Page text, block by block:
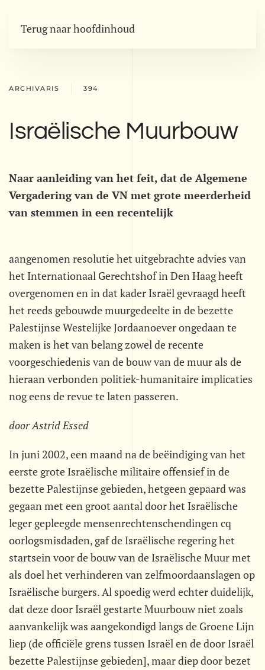
Terug naar hoofdinhoud
ARCHIVARIS 394
Israëlische Muurbouw
Naar aanleiding van het feit, dat de Algemene
Vergadering van de VN met grote meerderheid
van stemmen in een recentelijk
aangenomen resolutie het uitgebrachte advies van
het Internationaal Gerechtshof in Den Haag heeft
overgenomen en in dat kader Israël gevraagd heeft
het reeds gebouwde muurgedeelte in de bezette
Palestijnse Westelijke Jordaanoever ongedaan te
maken is het van belang zowel de recente
voorgeschiedenis van de bouw van de muur als de
hieraan verbonden politiek-humanitaire implicaties
nog eens de revue te laten passeren.
door Astrid Essed
In juni 2002, een maand na de beëindiging van het
eerste grote Israëlische militaire offensief in de
bezette Palestijnse gebieden, hetgeen gepaard was
gegaan met een groot aantal door het Israëlische
leger gepleegde mensenrechtenschendingen cq
oorlogsmisdaden, gaf de Israëlische regering het
startsein voor de bouw van de Israëlische Muur met
als doel het verhinderen van zelfmoordaanslagen op
Israëlische burgers. Al spoedig werd echter duidelijk,
dat deze door Israël gestarte Muurbouw niet zoals
aanvankelijk was aangekondigd langs de Groene Lijn
liep (de officiële grens tussen Israël en de door Israël
bezette Palestijnse gebieden], maar diep door bezet